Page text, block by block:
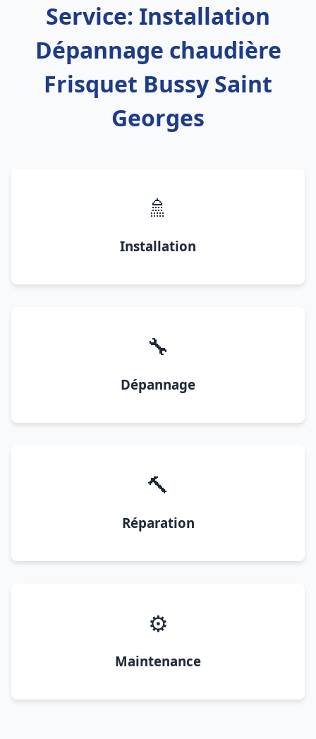
Service: Installation
Dépannage chaudière
Frisquet Bussy Saint
Georges
🚿
Installation
🔧
Dépannage
🔨
Réparation
⚙️
Maintenance